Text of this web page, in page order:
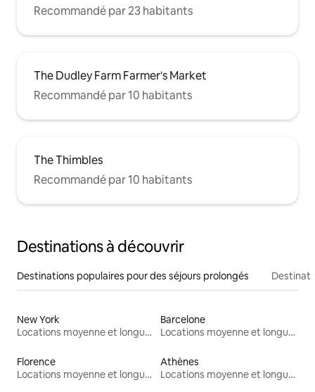
Recommandé par 23 habitants
The Dudley Farm Farmer's Market
Recommandé par 10 habitants
The Thimbles
Recommandé par 10 habitants
Destinations à découvrir
Destinations populaires pour des séjours prolongés
New York
Locations moyenne et longue durée
Barcelone
Locations moyenne et longue durée
Florence
Locations moyenne et longue durée
Athènes
Locations moyenne et longue durée